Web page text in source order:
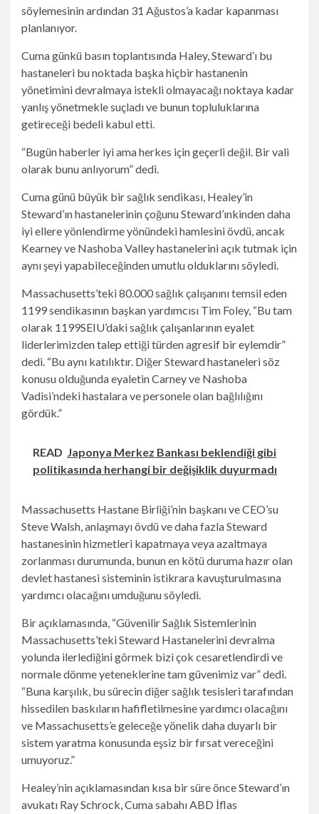
söylemesinin ardından 31 Ağustos’a kadar kapanması
planlanıyor.
Cuma günkü basın toplantısında Haley, Steward’ı bu
hastaneleri bu noktada başka hiçbir hastanenin
yönetimini devralmaya istekli olmayacağı noktaya kadar
yanlış yönetmekle suçladı ve bunun topluluklarına
getireceği bedeli kabul etti.
“Bugün haberler iyi ama herkes için geçerli değil. Bir vali
olarak bunu anlıyorum” dedi.
Cuma günü büyük bir sağlık sendikası, Healey’in
Steward’ın hastanelerinin çoğunu Steward’ınkinden daha
iyi ellere yönlendirme yönündeki hamlesini övdü, ancak
Kearney ve Nashoba Valley hastanelerini açık tutmak için
aynı şeyi yapabileceğinden umutlu olduklarını söyledi.
Massachusetts’teki 80.000 sağlık çalışanını temsil eden
1199 sendikasının başkan yardımcısı Tim Foley, “Bu tam
olarak 1199SEIU’daki sağlık çalışanlarının eyalet
liderlerimizden talep ettiği türden agresif bir eylemdir”
dedi. “Bu aynı katılıktır. Diğer Steward hastaneleri söz
konusu olduğunda eyaletin Carney ve Nashoba
Vadisi’ndeki hastalara ve personele olan bağlılığını
gördük.”
READ Japonya Merkez Bankası beklendiği gibi
politikasında herhangi bir değişiklik duyurmadı
Massachusetts Hastane Birliği’nin başkanı ve CEO’su
Steve Walsh, anlaşmayı övdü ve daha fazla Steward
hastanesinin hizmetleri kapatmaya veya azaltmaya
zorlanması durumunda, bunun en kötü duruma hazır olan
devlet hastanesi sisteminin istikrara kavuşturulmasına
yardımcı olacağını umduğunu söyledi.
Bir açıklamasında, “Güvenilir Sağlık Sistemlerinin
Massachusetts’teki Steward Hastanelerini devralma
yolunda ilerlediğini görmek bizi çok cesaretlendirdi ve
normale dönme yeteneklerine tam güvenimiz var” dedi.
“Buna karşılık, bu sürecin diğer sağlık tesisleri tarafından
hissedilen baskıların hafifletilmesine yardımcı olacağını
ve Massachusetts’e geleceğe yönelik daha duyarlı bir
sistem yaratma konusunda eşsiz bir fırsat vereceğini
umuyoruz.”
Healey’nin açıklamasından kısa bir süre önce Steward’ın
avukatı Ray Schrock, Cuma sabahı ABD İflas